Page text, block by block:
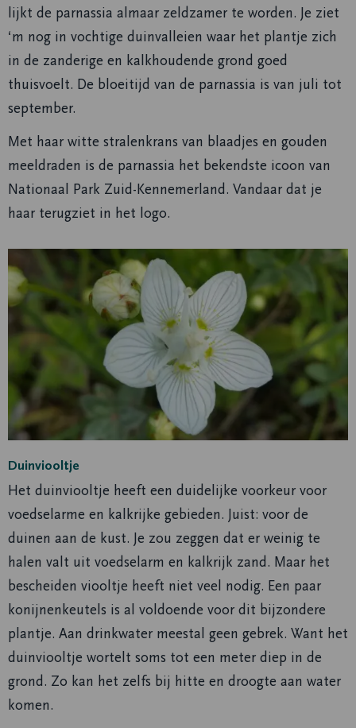
lijkt de parnassia almaar zeldzamer te worden. Je ziet
‘m nog in vochtige duinvalleien waar het plantje zich
in de zanderige en kalkhoudende grond goed
thuisvoelt. De bloeitijd van de parnassia is van juli tot
september.
Met haar witte stralenkrans van blaadjes en gouden
meeldraden is de parnassia het bekendste icoon van
Nationaal Park Zuid-Kennemerland. Vandaar dat je
haar terugziet in het logo.
Duinviooltje
Het duinviooltje heeft een duidelijke voorkeur voor
voedselarme en kalkrijke gebieden. Juist: voor de
duinen aan de kust. Je zou zeggen dat er weinig te
halen valt uit voedselarm en kalkrijk zand. Maar het
bescheiden viooltje heeft niet veel nodig. Een paar
konijnenkeutels is al voldoende voor dit bijzondere
plantje. Aan drinkwater meestal geen gebrek. Want het
duinviooltje wortelt soms tot een meter diep in de
grond. Zo kan het zelfs bij hitte en droogte aan water
komen.